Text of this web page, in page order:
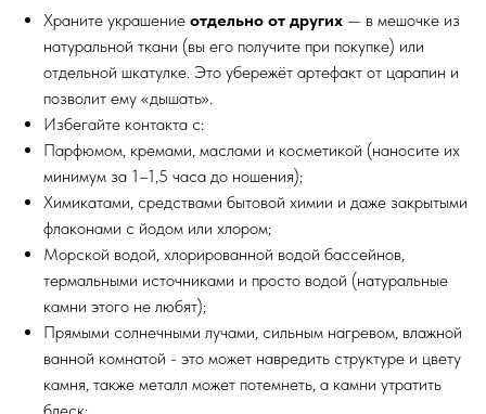
Храните украшение отдельно от других — в мешочке из
натуральной ткани (вы его получите при покупке) или
отдельной шкатулке. Это убережёт артефакт от царапин и
позволит ему «дышать».
Избегайте контакта с:
Парфюмом, кремами, маслами и косметикой (наносите их
минимум за 1–1,5 часа до ношения);
Химикатами, средствами бытовой химии и даже закрытыми
флаконами с йодом или хлором;
Морской водой, хлорированной водой бассейнов,
термальными источниками и просто водой (натуральные
камни этого не любят);
Прямыми солнечными лучами, сильным нагревом, влажной
ванной комнатой - это может навредить структуре и цвету
камня, также металл может потемнеть, а камни утратить